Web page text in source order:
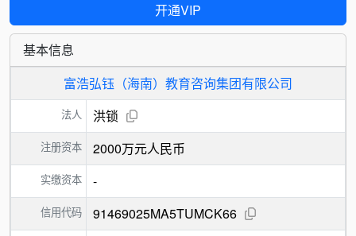
开通VIP
基本信息
富浩弘钰（海南）教育咨询集团有限公司
法人 洪锁
注册资本 2000万元人民币
实缴资本 -
信用代码 91469025MA5TUMCK66